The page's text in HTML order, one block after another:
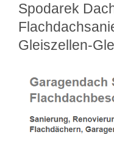
Spodarek
Gleiszellen-